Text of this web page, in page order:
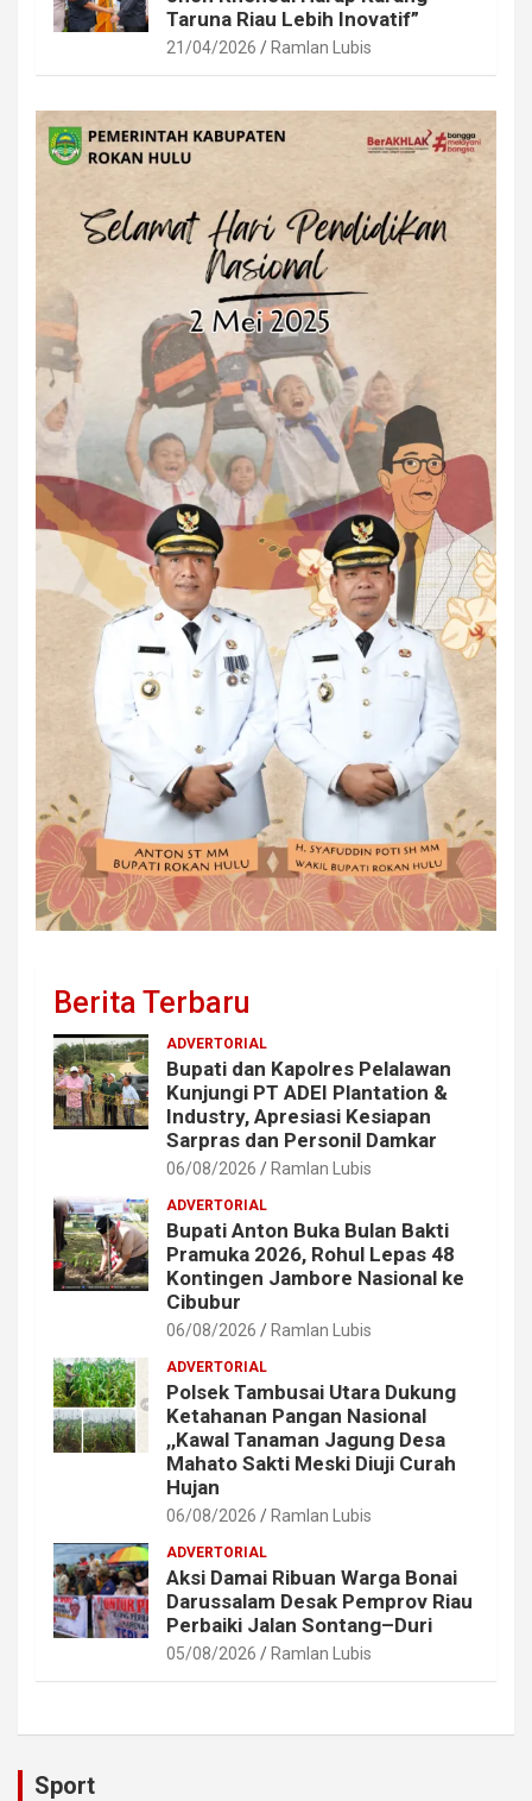
Taruna Riau Lebih Inovatif”
21/04/2026 Ramlan Lubis
Berita Terbaru
ADVERTORIAL
Bupati dan Kapolres Pelalawan
Kunjungi PT ADEI Plantation &
Industry, Apresiasi Kesiapan
Sarpras dan Personil Damkar
06/08/2026 Ramlan Lubis
ADVERTORIAL
Bupati Anton Buka Bulan Bakti
Pramuka 2026, Rohul Lepas 48
Kontingen Jambore Nasional ke
Cibubur
06/08/2026 Ramlan Lubis
ADVERTORIAL
Polsek Tambusai Utara Dukung
Ketahanan Pangan Nasional
,,Kawal Tanaman Jagung Desa
Mahato Sakti Meski Diuji Curah
Hujan
06/08/2026 Ramlan Lubis
ADVERTORIAL
Aksi Damai Ribuan Warga Bonai
Darussalam Desak Pemprov Riau
Perbaiki Jalan Sontang–Duri
05/08/2026 Ramlan Lubis
Sport